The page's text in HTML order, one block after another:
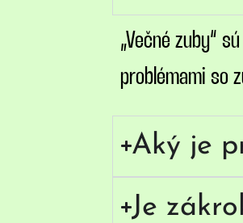
„Večné zuby“
problémami so
Aký je
Je